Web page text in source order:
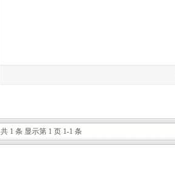
共 1 条 显示第 1 页 1-1 条